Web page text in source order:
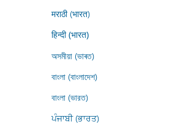
मराठी (भारत)
हिन्दी (भारत)
অসমীয়া (ভাৰত)
বাংলা (বাংলাদেশ)
বাংলা (ভারত)
ਪੰਜਾਬੀ (ਭਾਰਤ)